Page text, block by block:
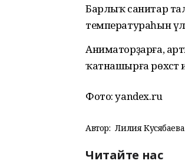
Барлыҡ санитар
температураһын
Аниматорҙарға,
ҡатнашырға рөхсәт
Фото: yandex.ru
Автор: Лилия Кусябаева
Читайте нас